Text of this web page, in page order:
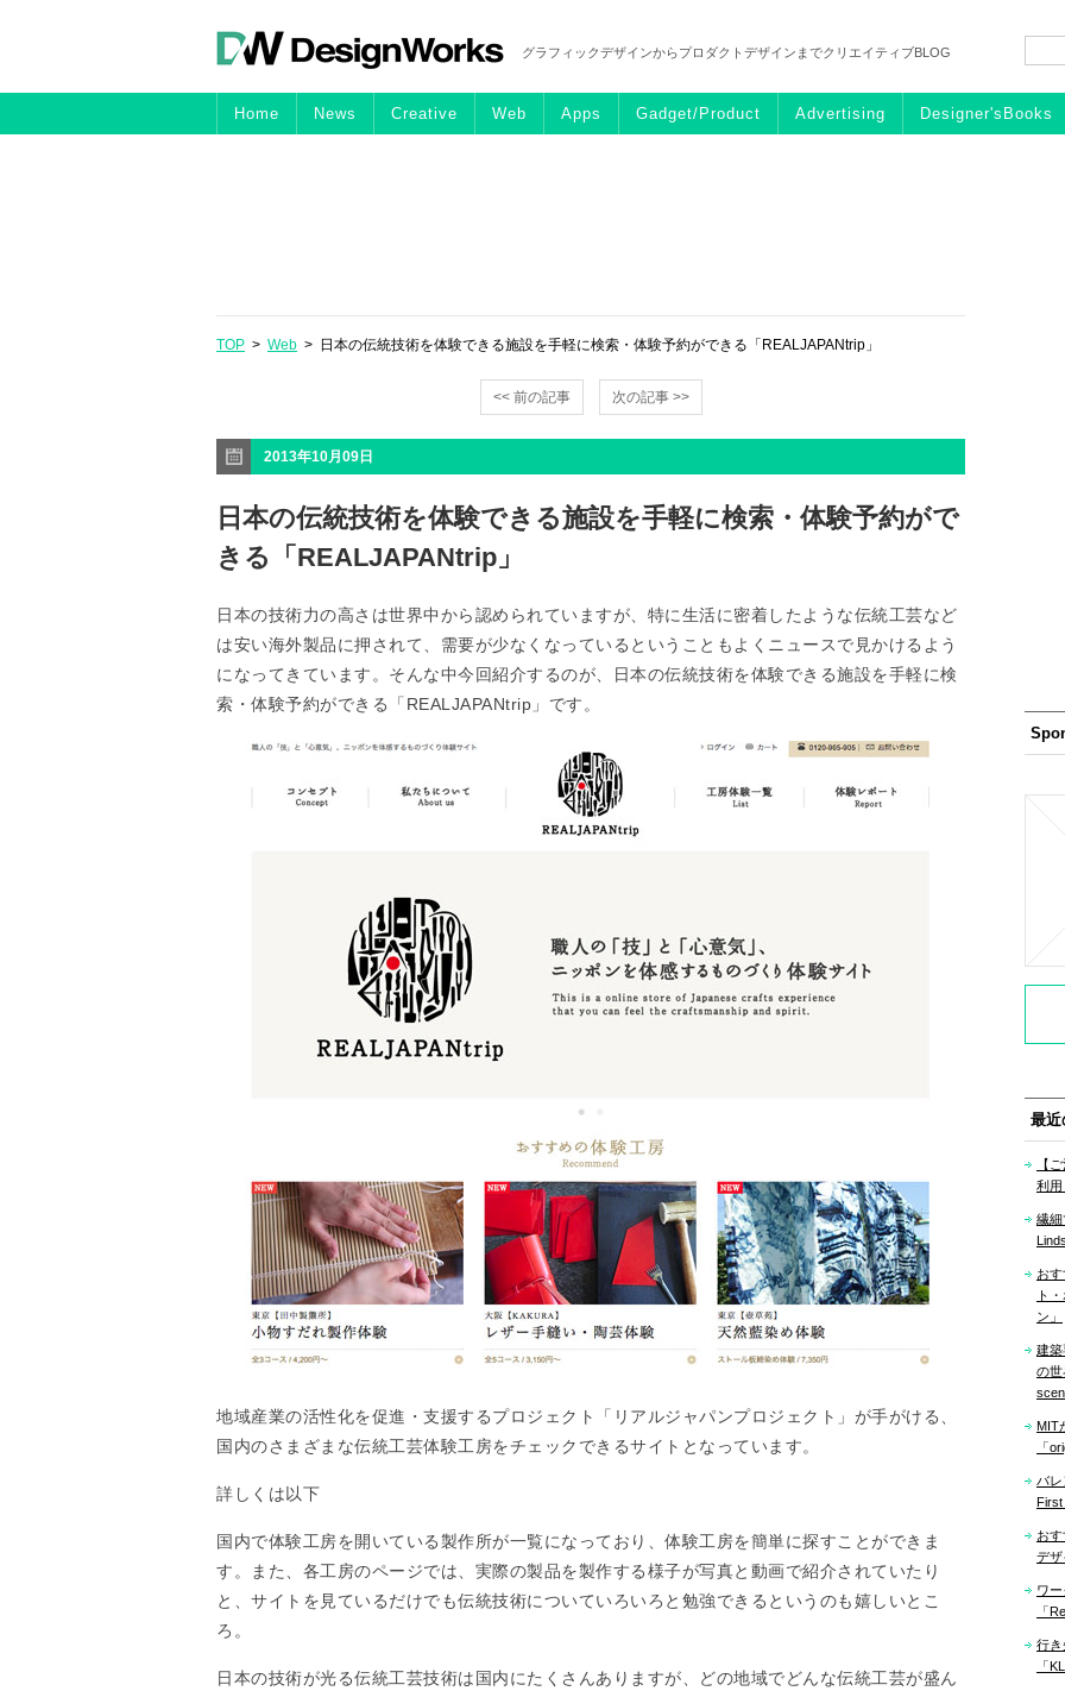
グラフィックデザインからプロダクトデザインまでクリエイティブBLOG
Home News Creative Web Apps Gadget/Product Advertising Designer'sBooks
TOP > Web > 日本の伝統技術を体験できる施設を手軽に検索・体験予約ができる「REALJAPANtrip」
<< 前の記事 次の記事 >>
2013年10月09日
日本の伝統技術を体験できる施設を手軽に検索・体験予約がで
きる「REALJAPANtrip」
日本の技術力の高さは世界中から認められていますが、特に生活に密着したような伝統工芸など
は安い海外製品に押されて、需要が少なくなっているということもよくニュースで見かけるよう
になってきています。そんな中今回紹介するのが、日本の伝統技術を体験できる施設を手軽に検
索・体験予約ができる「REALJAPANtrip」です。
地域産業の活性化を促進・支援するプロジェクト「リアルジャパンプロジェクト」が手がける、
国内のさまざまな伝統工芸体験工房をチェックできるサイトとなっています。
詳しくは以下
国内で体験工房を開いている製作所が一覧になっており、体験工房を簡単に探すことができま
す。また、各工房のページでは、実際の製品を製作する様子が写真と動画で紹介されていたり
と、サイトを見ているだけでも伝統技術についていろいろと勉強できるというのも嬉しいとこ
ろ。
日本の技術が光る伝統工芸技術は国内にたくさんありますが、どの地域でどんな伝統工芸が盛ん
最近
【
利用
繊細
お
ト
ン」
建築
の世
MIT
「
バレ
First
お
デザ
ワ
「
行き
「